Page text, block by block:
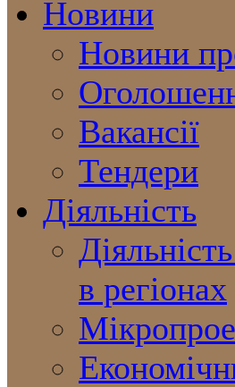
Новини
Новини
Вакансії
Тендери
Діяльність
в регіонах